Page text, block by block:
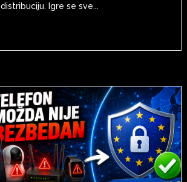
distribuciju. Igre se sve...